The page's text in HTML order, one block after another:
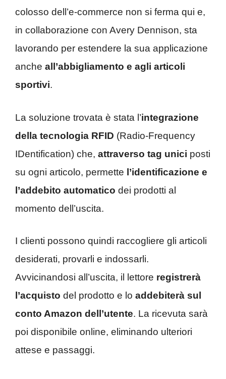
colosso dell’e-commerce non si ferma qui e,
in collaborazione con Avery Dennison, sta
lavorando per estendere la sua applicazione
anche all’abbigliamento e agli articoli
sportivi.
La soluzione trovata è stata l’integrazione
della tecnologia RFID (Radio-Frequency
IDentification) che, attraverso tag unici posti
su ogni articolo, permette l’identificazione e
l’addebito automatico dei prodotti al
momento dell’uscita.
I clienti possono quindi raccogliere gli articoli
desiderati, provarli e indossarli.
Avvicinandosi all’uscita, il lettore registrerà
l’acquisto del prodotto e lo addebiterà sul
conto Amazon dell’utente. La ricevuta sarà
poi disponibile online, eliminando ulteriori
attese e passaggi.